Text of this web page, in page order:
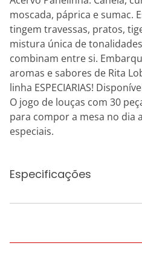
moscada, páprica e sumac.
tingem travessas, pratos,
mistura única de
combinam entre si.
aromas e sabores de Rita
linha ESPECIARIAS!
O jogo de louças com 30
para compor a mesa no dia
especiais.
Especificações